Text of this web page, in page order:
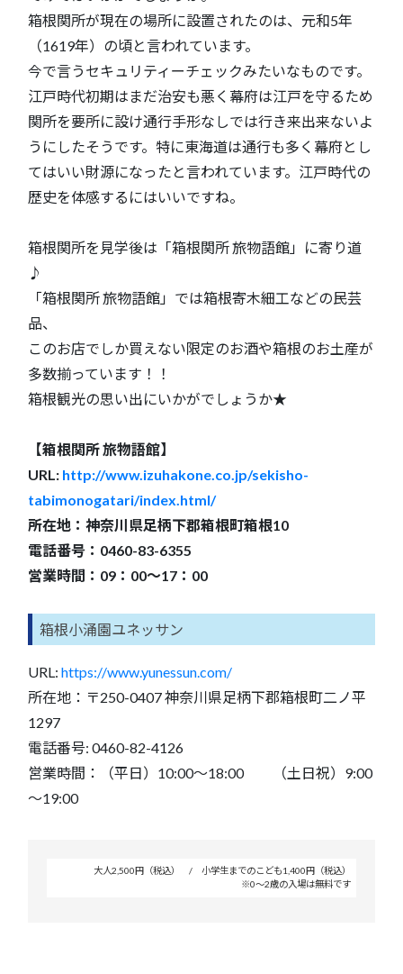
箱根関所が現在の場所に設置されたのは、元和5年
（1619年）の頃と言われています。
今で言うセキュリティーチェックみたいなものです。
江戸時代初期はまだ治安も悪く幕府は江戸を守るため
関所を要所に設け通行手形なしでは行き来出来ないよ
うにしたそうです。特に東海道は通行も多く幕府とし
てはいい財源になったと言われています。江戸時代の
歴史を体感するにはいいですね。
箱根関所を見学後は「箱根関所 旅物語館」に寄り道
♪
「箱根関所 旅物語館」では箱根寄木細工などの民芸
品、
このお店でしか買えない限定のお酒や箱根のお土産が
多数揃っています！！
箱根観光の思い出にいかがでしょうか★
【箱根関所 旅物語館】
URL: http://www.izuhakone.co.jp/sekisho-
tabimonogatari/index.html/
所在地：神奈川県足柄下郡箱根町箱根10
電話番号：0460-83-6355
営業時間：09：00～17：00
箱根小涌園ユネッサン
URL: https://www.yunessun.com/
所在地：〒250-0407 神奈川県足柄下郡箱根町二ノ平
1297
電話番号: 0460-82-4126
営業時間：（平日）10:00～18:00 （土日祝）9:00
～19:00
大人2,500円（税込） / 小学生までのこども1,400円（税込）
※0～2歳の入場は無料です